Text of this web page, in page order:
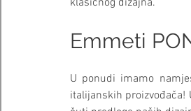
klasičnog dizajna.
Emmeti
U ponudi imamo
italijanskih